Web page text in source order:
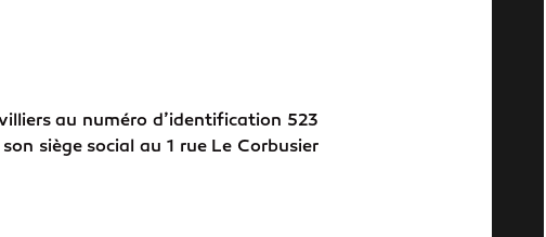
au numéro d’identification 523
siège social au 1 rue Le Corbusier